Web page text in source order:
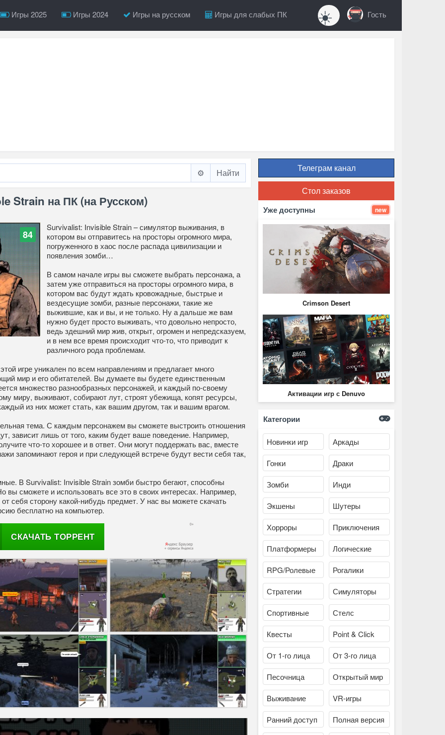
Игры 2025 Игры 2024 Игры на русском Игры для слабых ПК ☀️ Гость
⚙️
Strain на ПК (на Русском)
84
Survivalist: Invisible Strain – симулятор выживания, в
котором вы отправитесь на просторы огромного мира,
погруженного в хаос после распада цивилизации и
появления зомби…
В самом начале игры вы сможете выбрать персонажа, а
затем уже отправиться на просторы огромного мира, в
котором вас будут ждать кровожадные, быстрые и
вездесущие зомби, разные персонажи, такие же
выжившие, как и вы, и не только. Ну а дальше же вам
нужно будет просто выживать, что довольно непросто,
ведь здешний мир жив, открыт, огромен и непредсказуем,
и в нем все время происходит что-то, что приводит к
различного рода проблемам.
игре уникален по всем направлениям и предлагает много
мир и его обитателей. Вы думаете вы будете единственным
множество разнообразных персонажей, и каждый по-своему
миру, выживают, собирают лут, строят убежища, копят ресурсы,
из них может стать, как вашим другом, так и вашим врагом.
тема. С каждым персонажем вы сможете выстроить отношения
зависит лишь от того, каким будет ваше поведение. Например,
что-то хорошее и в ответ. Они могут поддержать вас, вместе
запоминают героя и при следующей встрече будут вести себя так,
В Survivalist: Invisible Strain зомби быстро бегают, способны
вы сможете и использовать все это в своих интересах. Например,
себя сторону какой-нибудь предмет. У нас вы можете скачать
бесплатно на компьютер.
СКАЧАТЬ ТОРРЕНТ
Телеграм канал
Стол заказов
Уже доступны new
Crimson Desert
Активации игр с Denuvo
Категории
Новинки игр Аркады
Гонки Драки
Зомби Инди
Экшены Шутеры
Хорроры Приключения
Платформеры Логические
RPG/Ролевые Рогалики
Стратегии Симуляторы
Спортивные Стелс
Квесты Point & Click
От 1-го лица От 3-го лица
Песочница Открытый мир
Выживание VR-игры
Ранний доступ Полная версия